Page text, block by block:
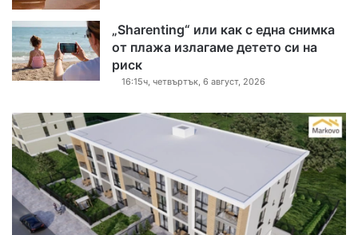
„Sharenting“ или как с една снимка
от плажа излагаме детето си на
риск
16:15ч, четвъртък, 6 август, 2026